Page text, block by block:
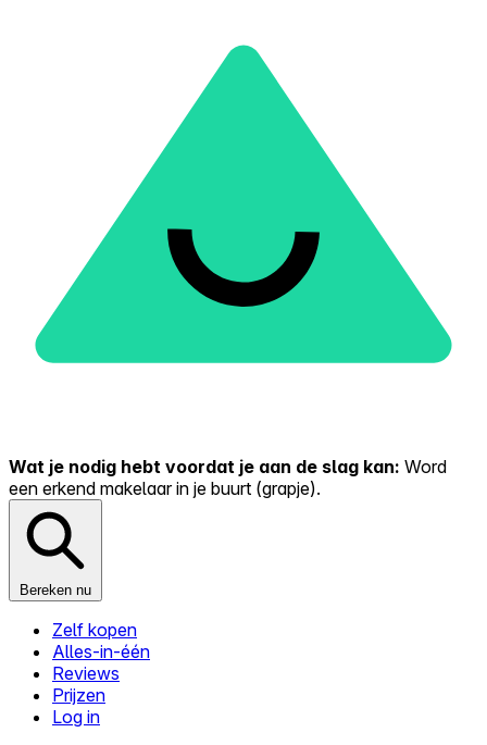
Wat je nodig hebt voordat je aan de slag kan: Word
een erkend makelaar in je buurt (grapje).
Bereken nu
Zelf kopen
Alles-in-één
Reviews
Prijzen
Log in